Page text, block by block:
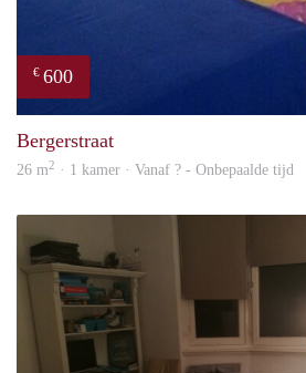
€ 600
Bergerstraat
26 m2 · 1 kamer · Vanaf ? - Onbepaalde tijd